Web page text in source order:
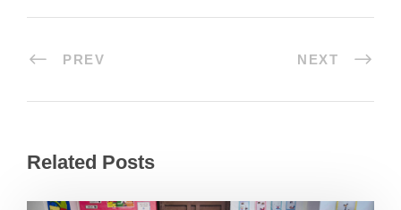
PREV NEXT
Related Posts